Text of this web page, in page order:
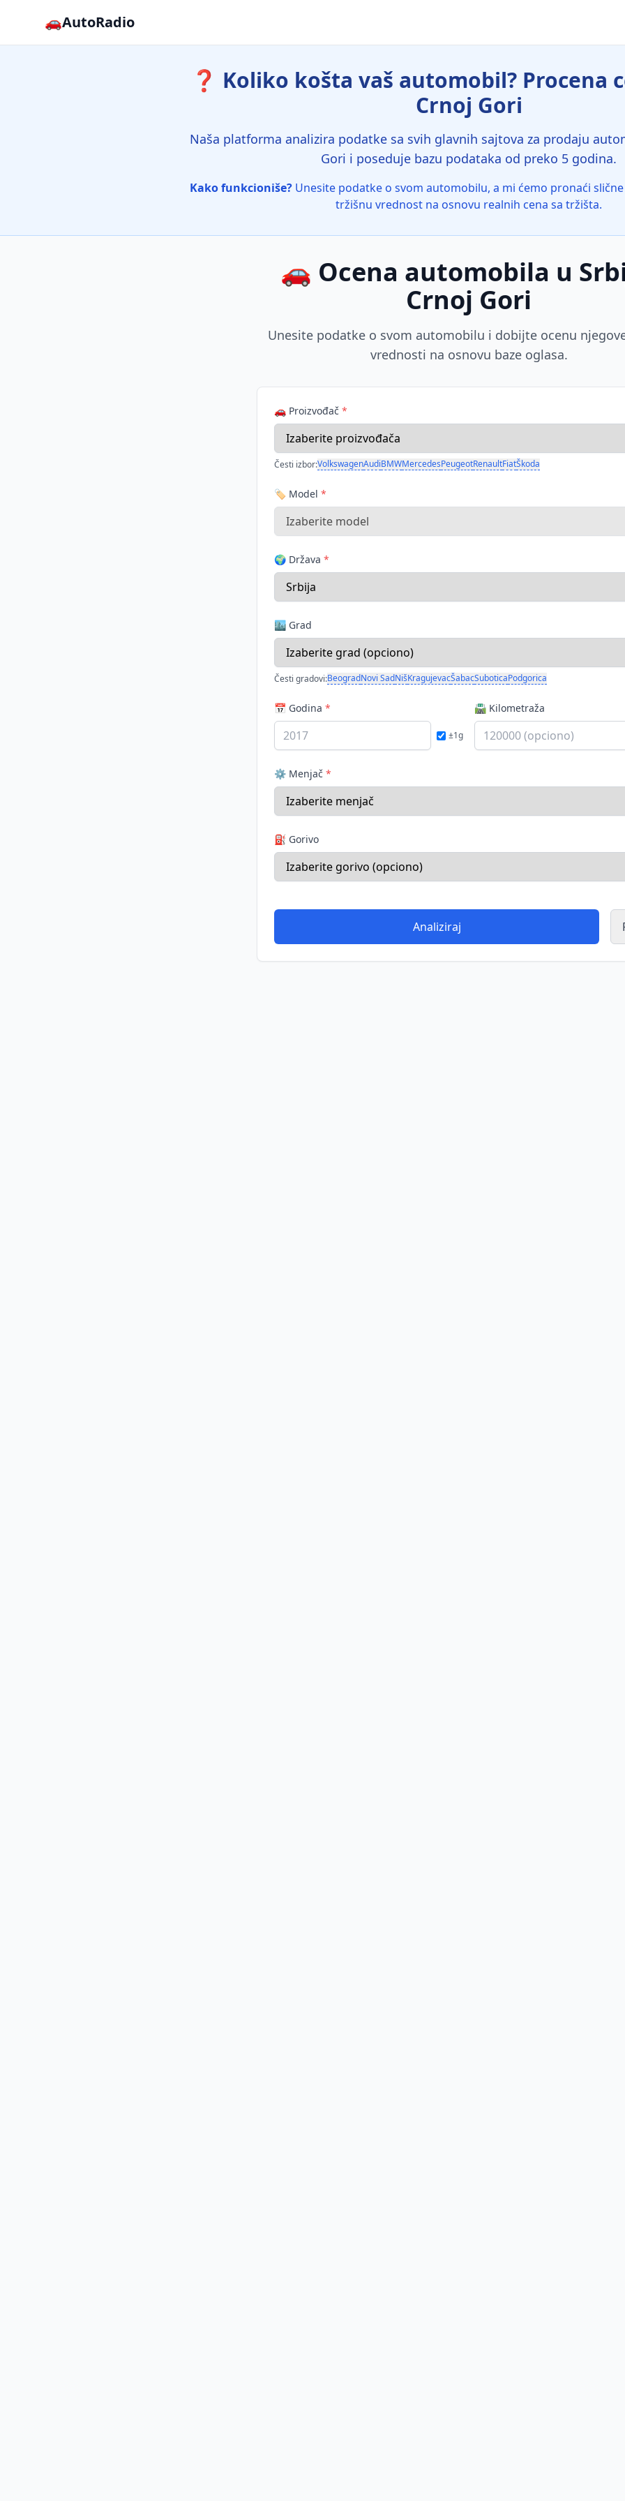
🚗AutoRadio
❓ Koliko košta vaš automobil? Procena
Crnoj Gori
Naša platforma analizira podatke sa svih glavnih sajtova za prodaju
Gori i poseduje bazu podataka od preko 5 godina.
Kako funkcioniše? Unesite podatke o svom automobilu, a mi ćemo pronaći
tržišnu vrednost na osnovu realnih cena sa tržišta.
🚗 Ocena automobila u
Crnoj Gori
Unesite podatke o svom automobilu i dobijte ocenu
vrednosti na osnovu baze oglasa.
🚗 Proizvođač *
Česti izbor:VolkswagenAudiBMWMercedesPeugeotRenaultFiatŠkoda
🏷️ Model *
🌍 Država *
🏙️ Grad
Česti gradovi:BeogradNovi SadNišKragujevacŠabacSuboticaPodgorica
📅 Godina *
±1g
🛣️ Kilometraža
⚙️ Menjač *
⛽ Gorivo
Analiziraj